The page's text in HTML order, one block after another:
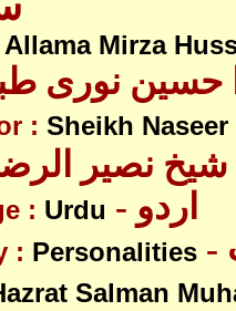
Allama Mirza
حسین نوری
: Sheikh Naseer
شیخ نصیر
: Urdu - اردو
: Personalities
Salman